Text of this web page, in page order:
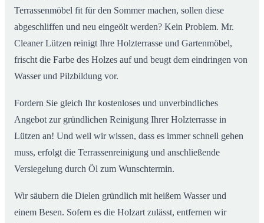
Terrassenmöbel fit für den Sommer machen, sollen diese
abgeschliffen und neu eingeölt werden? Kein Problem. Mr.
Cleaner Lützen reinigt Ihre Holzterrasse und Gartenmöbel,
frischt die Farbe des Holzes auf und beugt dem eindringen von
Wasser und Pilzbildung vor.
Fordern Sie gleich Ihr kostenloses und unverbindliches
Angebot zur gründlichen Reinigung Ihrer Holzterrasse in
Lützen an! Und weil wir wissen, dass es immer schnell gehen
muss, erfolgt die Terrassenreinigung und anschließende
Versiegelung durch Öl zum Wunschtermin.
Wir säubern die Dielen gründlich mit heißem Wasser und
einem Besen. Sofern es die Holzart zulässt, entfernen wir